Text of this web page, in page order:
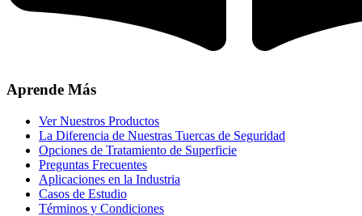
Aprende Más
Ver Nuestros Productos
La Diferencia de Nuestras Tuercas de Seguridad
Opciones de Tratamiento de Superficie
Preguntas Frecuentes
Aplicaciones en la Industria
Casos de Estudio
Términos y Condiciones